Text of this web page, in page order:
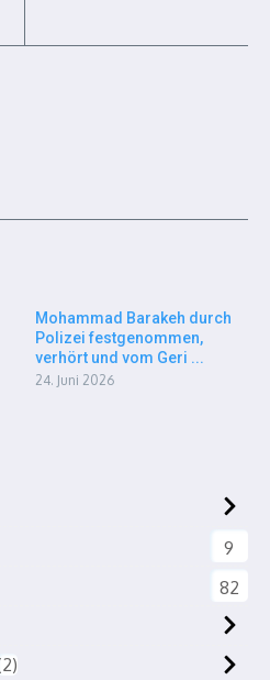
Mohammad Barakeh durch
Polizei festgenommen,
verhört und vom Geri ...
24. Juni 2026
9
82
2